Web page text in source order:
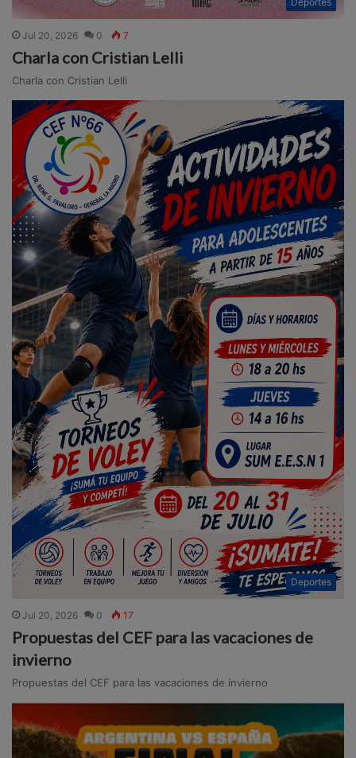
Jul 20, 2026 0 7
Charla con Cristian Lelli
Charla con Cristian Lelli
Deportes
Jul 20, 2026 0 17
Propuestas del CEF para las vacaciones de
invierno
Propuestas del CEF para las vacaciones de invierno